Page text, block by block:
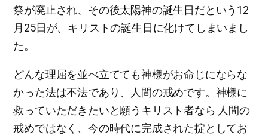
祭が廃止され、その後太陽神の誕生日だという12
月25日が、キリストの誕生日に化けてしまいまし
た。
どんな理屈を並べ立てても神様がお命じにならな
かった法は不法であり、人間の戒めです。神様に
救っていただきたいと願うキリスト者なら 人間の
戒めではなく、今の時代に完成された掟としてお